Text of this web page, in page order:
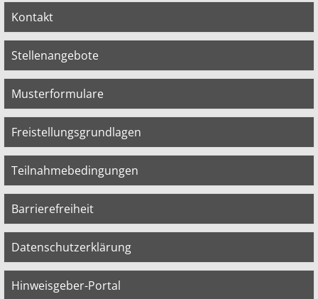
Kontakt
Stellenangebote
Musterformulare
Freistellungsgrundlagen
Teilnahmebedingungen
Barrierefreiheit
Datenschutzerklärung
Hinweisgeber-Portal